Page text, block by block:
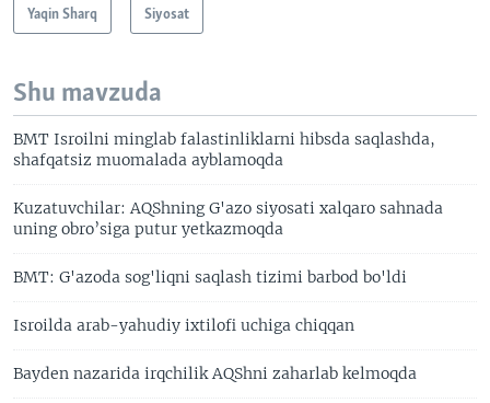
Yaqin Sharq Siyosat
Shu mavzuda
BMT Isroilni minglab falastinliklarni hibsda saqlashda,
shafqatsiz muomalada ayblamoqda
Kuzatuvchilar: AQShning G'azo siyosati xalqaro sahnada
uning obro’siga putur yetkazmoqda
BMT: G'azoda sog'liqni saqlash tizimi barbod bo'ldi
Isroilda arab-yahudiy ixtilofi uchiga chiqqan
Bayden nazarida irqchilik AQShni zaharlab kelmoqda